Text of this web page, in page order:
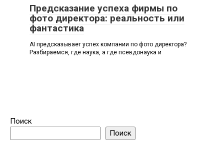
Предсказание успеха фирмы по
фото директора: реальность или
фантастика
AI предсказывает успех компании по фото директора?
Разбираемся, где наука, а где псевдонаука и
Поиск
Поиск